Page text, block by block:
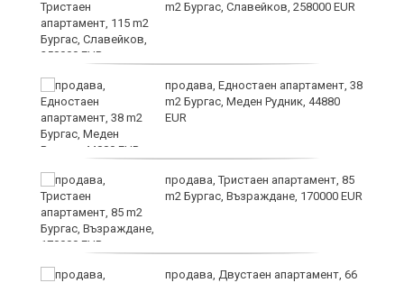
m2 Бургас, Славейков, 258000 EUR
продава, Едностаен апартамент, 38
m2 Бургас, Меден Рудник, 44880
EUR
продава, Тристаен апартамент, 85
m2 Бургас, Възраждане, 170000 EUR
продава, Двустаен апартамент, 66